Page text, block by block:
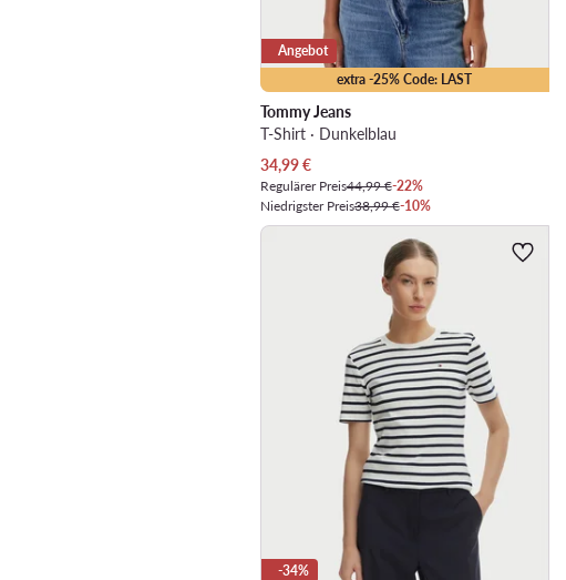
extra -25% Code: LAST
Angebot
Tommy Jeans
T-Shirt · Dunkelblau
Aktueller Preis
34,99€
Regulärer Preis44,99 €-22%
Niedrigster Preis38,99 €-10%
-34%